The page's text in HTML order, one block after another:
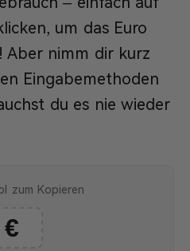
um das Euro
Aber nimm dir kurz
Eingabemethoden
du es nie wieder
zum Kopieren
€